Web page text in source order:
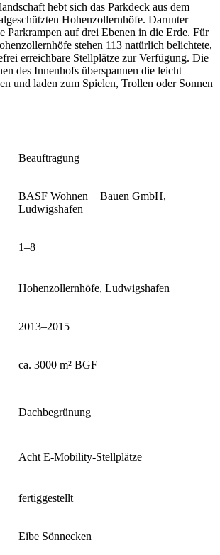
hebt sich das Parkdeck aus dem
Hohenzollernhöfe. Darunter
Parkrampen auf drei Ebenen in die Erde. Für
stehen 113 natürlich belichtete,
erreichbare Stellplätze zur Verfügung. Die
des Innenhofs überspannen die leicht
und laden zum Spielen, Trollen oder Sonnen
Beauftragung
BASF Wohnen + Bauen GmbH,
Ludwigshafen
1–8
Hohenzollernhöfe, Ludwigshafen
2013–2015
ca. 3000 m² BGF
Dachbegrünung
Acht E-Mobility-Stellplätze
fertiggestellt
Eibe Sönnecken